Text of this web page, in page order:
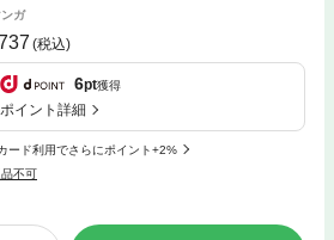
ンガ
(税込)
6pt獲得
ポイント詳細
ード利用でさらにポイント+2%
不可